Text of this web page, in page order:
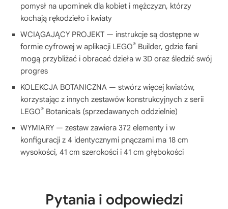
pomysł na upominek dla kobiet i mężczyzn, którzy
kochają rękodzieło i kwiaty
WCIĄGAJĄCY PROJEKT — instrukcje są dostępne w
formie cyfrowej w aplikacji LEGO® Builder, gdzie fani
mogą przybliżać i obracać dzieła w 3D oraz śledzić swój
progres
KOLEKCJA BOTANICZNA — stwórz więcej kwiatów,
korzystając z innych zestawów konstrukcyjnych z serii
LEGO® Botanicals (sprzedawanych oddzielnie)
WYMIARY — zestaw zawiera 372 elementy i w
konfiguracji z 4 identycznymi pnączami ma 18 cm
wysokości, 41 cm szerokości i 41 cm głębokości
Pytania i odpowiedzi